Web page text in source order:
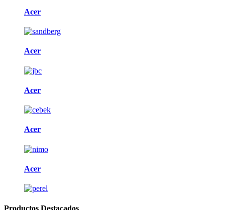
Acer
Acer
Acer
Acer
Acer
Productos Destacados